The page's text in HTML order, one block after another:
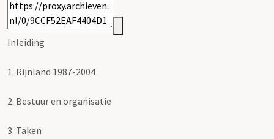
Inleiding
1. Rijnland 1987-2004
2. Bestuur en organisatie
3. Taken